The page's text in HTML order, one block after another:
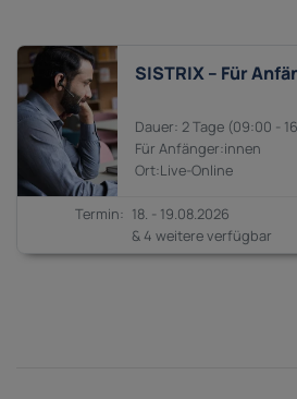
SISTRIX – Für
2 Tage 09:00 -
Anfänger:innen
18. - 19.08.2026
& 4 weitere verfügbar